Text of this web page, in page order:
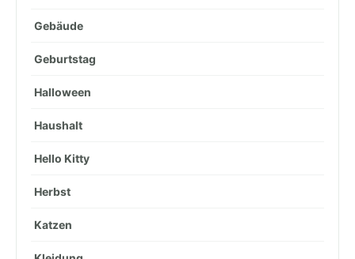
Gebäude
Geburtstag
Halloween
Haushalt
Hello Kitty
Herbst
Katzen